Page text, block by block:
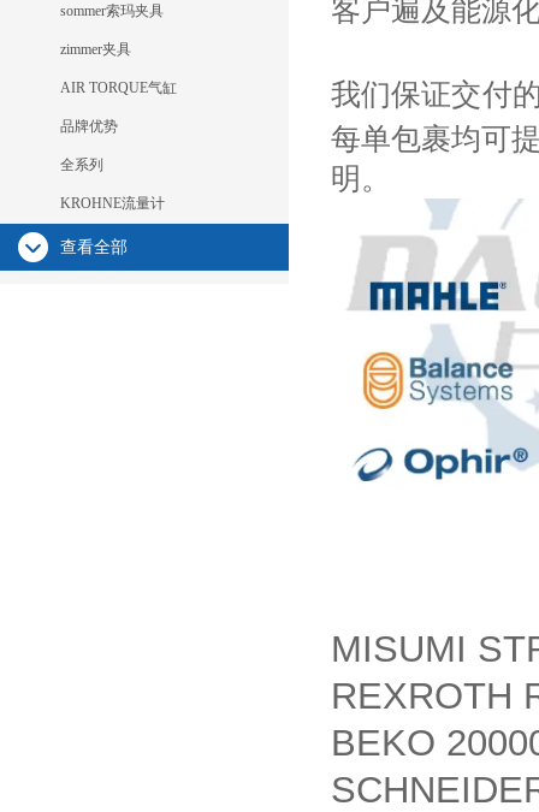
sommer索玛夹具
zimmer夹具
AIR TORQUE气缸
品牌优势
全系列
KROHNE流量计
查看全部
客户遍及能源
我们保证交付
每单包裹均可
明。
MISUMI
REXROTH
BEKO